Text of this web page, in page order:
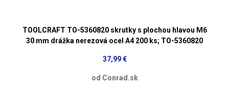
TOOLCRAFT TO-5360820 skrutky s plochou hlavou M6
30 mm drážka nerezová ocel A4 200 ks; TO-5360820
37,99 €
od Conrad.sk